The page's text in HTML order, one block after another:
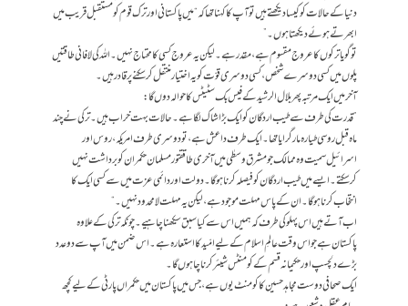
دنیا کے حالات کو کیسا دیکھتے ہیں تو آپ کا کہنا تھا کہ “میں پاکستانی اور ترک قوم کو مستقبل قریب میں
ابھرتے ہوئے دیکھتا ہوں۔”
تو گویا ترکوں کا عروج مقسوم ہے، مقدر ہے۔ لیکن یہ عروج کسی کا محتاج نہیں۔ اللہ کی لافانی طاقتیں
پلوں میں کسی دوسرے شخص ، کسی دوسری قوّت کو یہ اختیار منتقل کر سکنے پر قادر ہیں۔
آخر میں ایک مرتبہ پھر بلال الرشید کے فیس بک سٹیٹس کا حوالہ دوں گا:
” قدرت کی طرف سے طیب اردگان کو ایک بڑا شاک لگا ہے۔حالات بہت خراب ہیں۔ترکی نے چند
ماہ قبل روسی طیارہ مار گرایا تھا۔ ایک طرف داعش ہے، تو دوسری طرف امریکہ، روس اور
اسرائیل سمیت وہ ممالک جو مشرق وسطٰی میں آخری طاققتور مسلمان حکمران کو برداشت نہیں
کرسکتے۔ ایسے میں طیب اردگان کو فیصلہ کرنا ہوگا۔ دولت اوردائمی عزت میں سے کسی ایک کا
انتخاب کرنا ہوگا۔ان کے پاس مہلت موجود ہے، لیکن یہ مہلت لا محدود نہیں۔“
اب آتے ہیں اس پہلو کی طرف کہ ہمیں اس سے کیا سبق سیکھنا چاہیے۔ چونکہ ترکی کے علاوہ
پاکستان ہے جو اس وقت عالمِ اسلام کے لیے امّیدکا استعارہ ہے۔ اس ضمن میں آپ سے دو عدد
بڑے دلچسپ اور حکیمانہ قسم کے کومنٹس شیئر کرنا چاہوں گا۔
ایک صحافی دوست مجاہد حسین کا کومنٹ یوں ہے، جس میں پاکستان میں حکمراں پارٹی کے لیے کچھ